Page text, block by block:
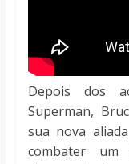
Depois dos
Superman,
sua nova
combater um